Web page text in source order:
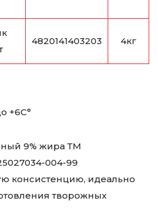
4820141403203 4кг
+6С°
9% жира ТМ
004-99
консистенцию, идеально
творожных